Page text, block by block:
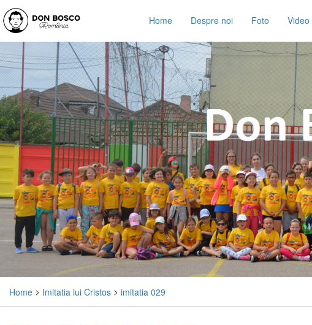
Home Despre noi Foto Video
Home > Imitatia lui Cristos > imitatia 029